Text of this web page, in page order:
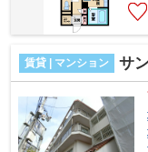
賃貸 | マンション サ